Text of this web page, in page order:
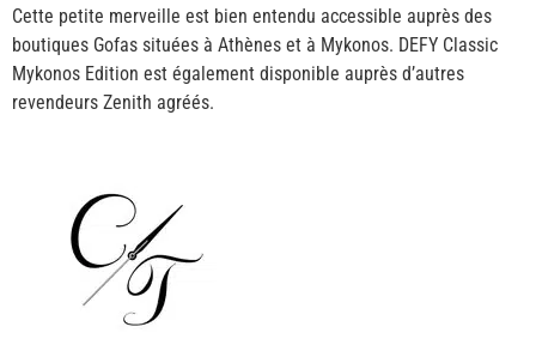
Cette petite merveille est bien entendu accessible auprès des
boutiques Gofas situées à Athènes et à Mykonos. DEFY Classic
Mykonos Edition est également disponible auprès d’autres
revendeurs Zenith agréés.